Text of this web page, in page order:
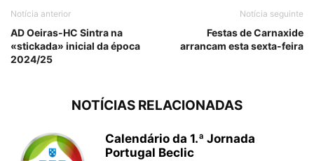
Notícia anterior
AD Oeiras-HC Sintra na
«stickada» inicial da época
2024/25
Notícia seguinte
Festas de Carnaxide
arrancam esta sexta-feira
NOTÍCIAS RELACIONADAS
Calendário da 1.ª Jornada
Portugal Beclic